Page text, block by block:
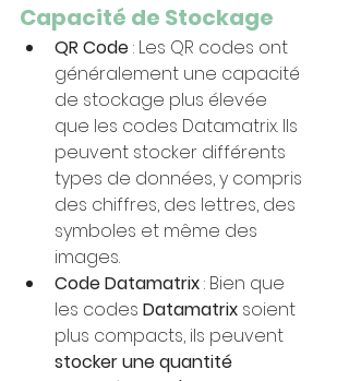
Capacité de Stockage
QR Code : Les QR codes ont
généralement une capacité
de stockage plus élevée
que les codes Datamatrix. Ils
peuvent stocker différents
types de données, y compris
des chiffres, des lettres, des
symboles et même des
images.
Code Datamatrix : Bien que
les codes Datamatrix soient
plus compacts, ils peuvent
stocker une quantité